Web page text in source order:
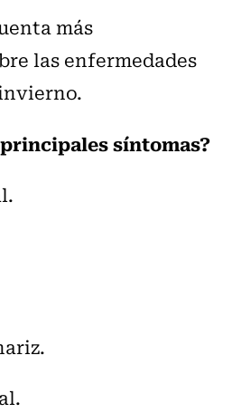
más
las enfermedades
síntomas?